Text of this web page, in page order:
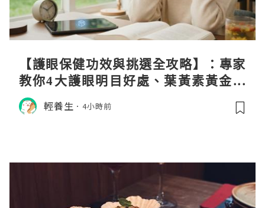
【護眼保健功效與挑選全攻略】：專家
教你4大護眼明目好處、葉黃素黃金比
例與挑選秘訣
輕養生 4小時前